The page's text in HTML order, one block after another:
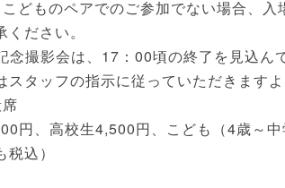
どものペアでのご参加でない場合、入
ださい。
念撮影会は、17：00頃の終了を見込ん
スタッフの指示に従っていただきますよ
円、高校生4,500円、こども（4歳～
税込）